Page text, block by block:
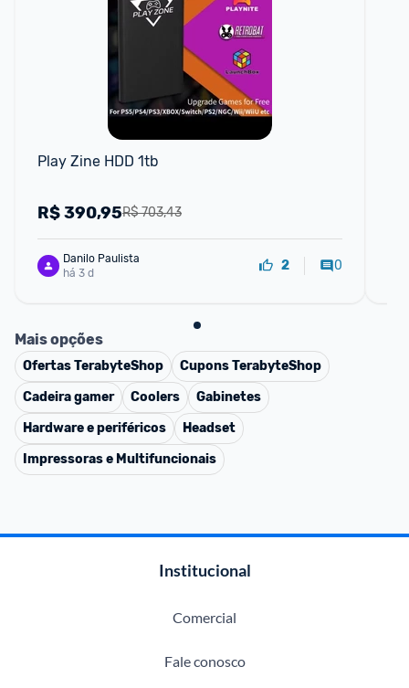
Play Zine HDD 1tb
R$ 703,43
R$390,95
Danilo Paulista
há 3 d
2 0
Mais opções
OfertasTerabyteShop CuponsTerabyteShop
Cadeira gamer
Coolers
Gabinetes
Hardware e periféricos
Headset
Impressoras e Multifuncionais
Institucional
Comercial
Fale conosco